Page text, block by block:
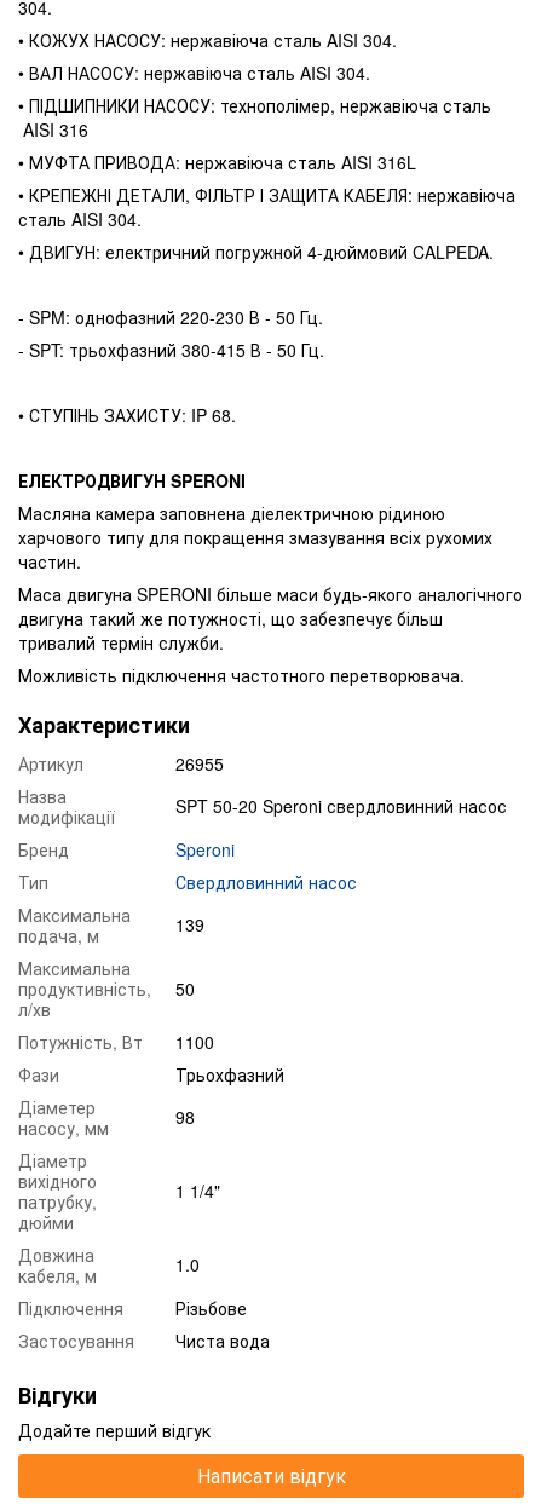
304.
• КОЖУХ НАСОСУ: нержавіюча сталь AISI 304.
• ВАЛ НАСОСУ: нержавіюча сталь AISI 304.
• ПІДШИПНИКИ НАСОСУ: технополімер, нержавіюча сталь
AISI 316
• МУФТА ПРИВОДА: нержавіюча сталь AISI 316L
• КРЕПЕЖНІ ДЕТАЛИ, ФІЛЬТР І ЗАЩИТА КАБЕЛЯ: нержавіюча
сталь AISI 304.
• ДВИГУН: електричний погружной 4-дюймовий CALPEDA.
- SPM: однофазний 220-230 В - 50 Гц.
- SPT: трьохфазний 380-415 В - 50 Гц.
• СТУПІНЬ ЗАХИСТУ: IP 68.
ЕЛЕКТРОДВИГУН SPERONI
Масляна камера заповнена діелектричною рідиною
харчового типу для покращення змазування всіх рухомих
частин.
Маса двигуна SPERONI більше маси будь-якого аналогічного
двигуна такий же потужності, що забезпечує більш
тривалий термін служби.
Можливість підключення частотного перетворювача.
Характеристики
Артикул
26955
Назва
модифікації
SPT 50-20 Speroni свердловинний насос
Бренд
Speroni
Тип
Свердловинний насос
Максимальна
подача, м
139
Максимальна
продуктивність,
л/хв
50
Потужність, Вт
1100
Фази
Трьохфазний
Діаметер
насосу, мм
98
Діаметр
вихідного
патрубку,
дюйми
1 1/4"
Довжина
кабеля, м
1.0
Підключення
Різьбове
Застосування
Чиста вода
Відгуки
Додайте перший відгук
Написати відгук